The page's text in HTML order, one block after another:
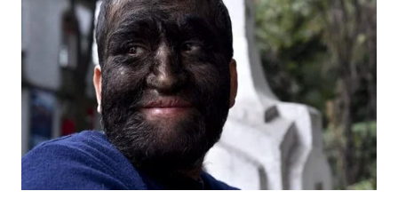
WN
KALTARA
WN
KALSEL
WN
KALTIM